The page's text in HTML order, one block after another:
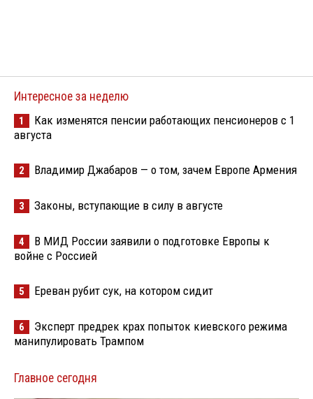
Интересное за неделю
1
Как изменятся пенсии работающих пенсионеров с 1
августа
2 Владимир Джабаров — о том, зачем Европе Армения
3 Законы, вступающие в силу в августе
4
В МИД России заявили о подготовке Европы к
войне с Россией
5 Ереван рубит сук, на котором сидит
6
Эксперт предрек крах попыток киевского режима
манипулировать Трампом
Главное сегодня